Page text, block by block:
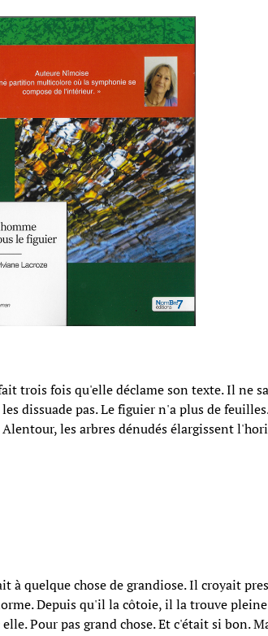
trois fois qu'elle déclame son texte. Il ne
dissuade pas. Le figuier n'a plus de
les arbres dénudés élargissent
à quelque chose de grandiose. Il croyait
Depuis qu'il la côtoie, il la trouve
Pour pas grand chose. Et c'était si bon.